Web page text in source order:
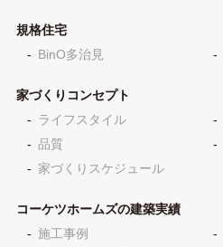
規格住宅
BinO多治見
家づくりコンセプト
ライフスタイル
品質
家づくりスケジュール
コーケツホームズの建築実績
施工事例